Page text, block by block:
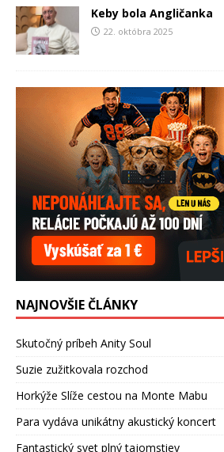
Keby bola Angličanka
22. októbra 2025
NAJNOVŠIE ČLÁNKY
Skutočný príbeh Anity Soul
Suzie zužitkovala rozchod
Horkýže Slíže cestou na Monte Mabu
Para vydáva unikátny akustický koncert
Fantastický svet plný tajomstiev